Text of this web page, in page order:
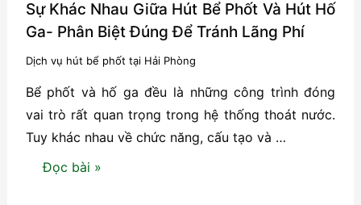
Mặt
Nhanh,
Sạch,
Không
Đục
Phá
Sự Khác Nhau Giữa Hút Bể Phốt Và Hút Hố
Ga- Phân Biệt Đúng Để Tránh Lãng Phí
Dịch vụ hút bể phốt tại Hải Phòng
Bể phốt và hố ga đều là những công trình đóng
vai trò rất quan trọng trong hệ thống thoát nước.
Tuy khác nhau về chức năng, cấu tạo và …
Sự
Đọc bài »